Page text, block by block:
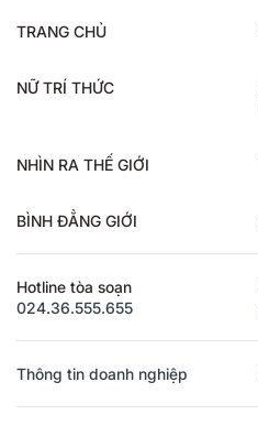
TRANG CHỦ
NỮ TRÍ THỨC
NHÌN RA THẾ GIỚI
BÌNH ĐẲNG GIỚI
Hotline tòa soạn
024.36.555.655
Thông tin doanh nghiệp